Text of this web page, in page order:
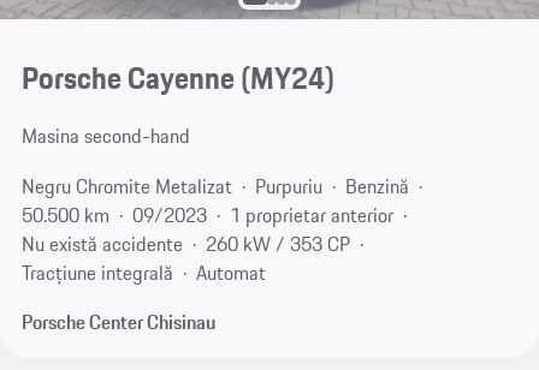
Porsche Cayenne (MY24)
Masina second-hand
Negru Chromite Metalizat
Purpuriu
Benzină
50.500 km
09/2023
1 proprietar anterior
Nu există accidente
260 kW / 353 CP
Tracțiune integrală
Automat
Porsche Center Chisinau